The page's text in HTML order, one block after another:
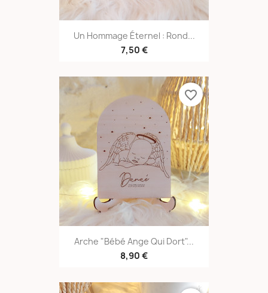
Un Hommage Éternel : Rond...
7,50 €
Arche "Bébé Ange Qui Dort"...
8,90 €
favorite_border